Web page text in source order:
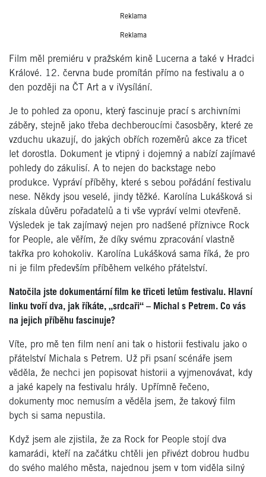
Reklama
Reklama
Film měl premiéru v pražském kině Lucerna a také v Hradci
Králové. 12. června bude promítán přímo na festivalu a o
den později na ČT Art a v iVysílání.
Je to pohled za oponu, který fascinuje prací s archivními
záběry, stejně jako třeba dechberoucími časosběry, které ze
vzduchu ukazují, do jakých obřích rozeměrů akce za třicet
let dorostla. Dokument je vtipný i dojemný a nabízí zajímavé
pohledy do zákulisí. A to nejen do backstage nebo
produkce. Vypráví příběhy, které s sebou pořádání festivalu
nese. Někdy jsou veselé, jindy těžké. Karolína Lukášková si
získala důvěru pořadatelů a ti vše vypráví velmi otevřeně.
Výsledek je tak zajímavý nejen pro nadšené příznivce Rock
for People, ale věřím, že díky svému zpracování vlastně
takřka pro kohokoliv. Karolína Lukášková sama říká, že pro
ni je film především příběhem velkého přátelství.
Natočila jste dokumentární film ke třiceti letům festivalu. Hlavní
linku tvoří dva, jak říkáte, „srdcaři“ – Michal s Petrem. Co vás
na jejich příběhu fascinuje?
Víte, pro mě ten film není ani tak o historii festivalu jako o
přátelství Michala s Petrem. Už při psaní scénáře jsem
věděla, že nechci jen popisovat historii a vyjmenovávat, kdy
a jaké kapely na festivalu hrály. Upřímně řečeno,
dokumenty moc nemusím a věděla jsem, že takový film
bych si sama nepustila.
Když jsem ale zjistila, že za Rock for People stojí dva
kamarádi, kteří na začátku chtěli jen přivézt dobrou hudbu
do svého mal ého města, najednou jsem v tom viděla silný